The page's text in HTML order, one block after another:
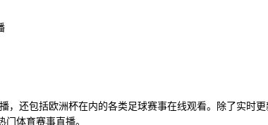
，还包括欧洲杯在内的各类足球赛事在线观看。除了实时
体育赛事直播。